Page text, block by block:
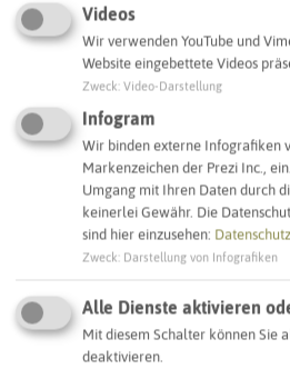
Adresse:
Sirene Mehrfamilienhaus
Merveldtstraße 253
45663 Recklinghausen
Interaktive Karte
SCHLAGWORTE
So ordnen wir dieses
Sirenenstandorte
Videos
Wir verwenden YouTube und
Website eingebettete Videos
Zweck Video-Darstellung
Infogram
Wir binden externe Infografiken
Markenzeichen der Prezi Inc.,
Umgang mit Ihren Daten durch
keinerlei Gewähr. Die
sind hier einzusehen:
Zweck Darstellung von Infografiken
Alle Dienste aktivieren
Mit diesem Schalter können Sie
deaktivieren.